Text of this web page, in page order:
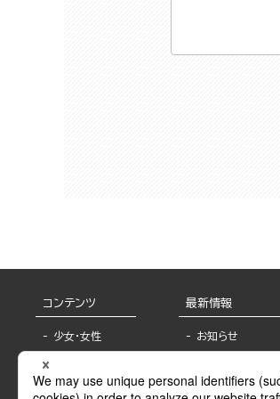
コンテンツ
少女・女性
BL
最新情報
お知らせ
報